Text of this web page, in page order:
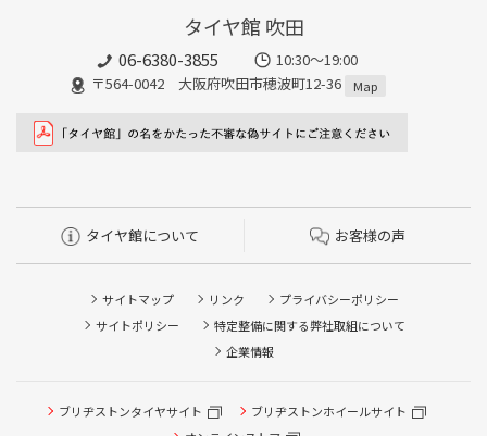
タイヤ館 吹田
06-6380-3855
10:30～19:00
〒564-0042 大阪府吹田市穂波町12-36
Map
タイヤ館について お客様の声
サイトマップ リンク
プライバシーポリシー
サイトポリシー
特定整備に関する弊社取組について
企業情報
ブリヂストンタイヤサイト
ブリヂストンホイールサイト
タイヤ点検・安全点検/タイヤ履き替え/オイル交換/その他